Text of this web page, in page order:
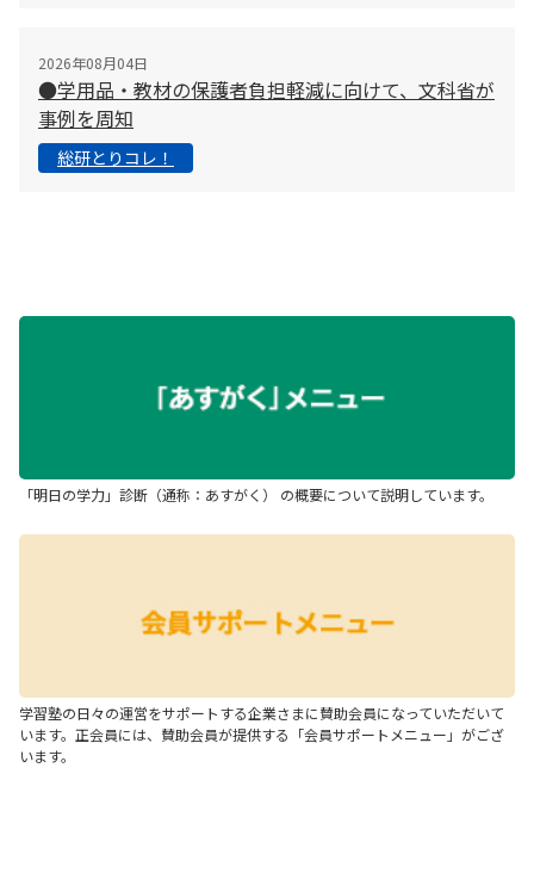
2026年08月04日
●学用品・教材の保護者負担軽減に向けて、文科省が
事例を周知
総研とりコレ！
「明日の学力」診断（通称：あすがく） の概要について説明しています。
学習塾の日々の運営をサポートする企業さまに賛助会員になっていただいて
います。正会員には、賛助会員が提供する「会員サポートメニュー」がござ
います。